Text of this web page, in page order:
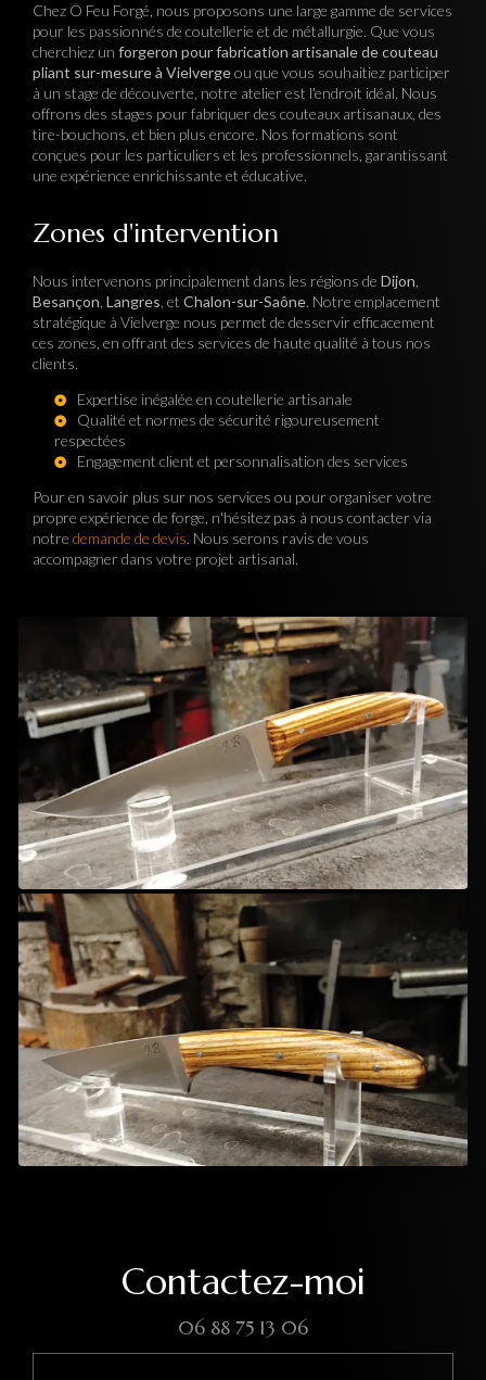
Chez Ô Feu Forgé, nous proposons une large gamme de services
pour les passionnés de coutellerie et de métallurgie. Que vous
cherchiez un forgeron pour fabrication artisanale de couteau
pliant sur-mesure à Vielvergeou que vous souhaitiez participer
à un stage de découverte, notre atelier est l'endroit idéal. Nous
offrons des stages pour fabriquer des couteaux artisanaux, des
tire-bouchons, et bien plus encore. Nos formations sont
conçues pour les particuliers et les professionnels, garantissant
une expérience enrichissante et éducative.
Zones d'intervention
Nous intervenons principalement dans les régions de Dijon
Besançon Langres , et Chalon-sur-Saône. Notre emplacement
stratégique à Vielverge nous permet de desservir efficacement
ces zones, en offrant des services de haute qualité à tous nos
clients.
Expertise inégalée en coutellerie artisanale
Qualité et normes de sécurité rigoureusement
respectées
Engagement client et personnalisation des services
Pour en savoir plus sur nos services ou pour organiser votre
propre expérience de forge, n'hésitez pas à nous contacter via
notre demande de devis. Nous serons ravis de vous
accompagner dans votre projet artisanal.
Contactez-moi
06 88 75 13 06